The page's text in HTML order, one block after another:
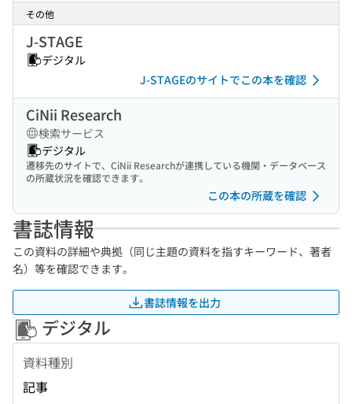
その他
J-STAGE
デジタル
J-STAGEのサイトでこの本を確認
CiNii Research
検索サービス
デジタル
遷移先のサイトで、CiNii Researchが連携している機関・データベース
の所蔵状況を確認できます。
この本の所蔵を確認
書誌情報
この資料の詳細や典拠（同じ主題の資料を指すキーワード、著者
名）等を確認できます。
書誌情報を出力
デジタル
資料種別
記事